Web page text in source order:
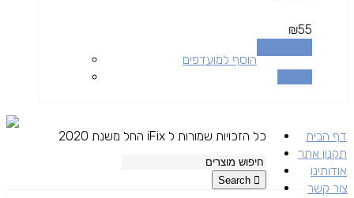
₪55
הוסף למועדפים
דף הבית
תקנון אתר
אודותינו
צור קשר
כל הזכויות שמורות ל iFix החל משנת 2020
Search